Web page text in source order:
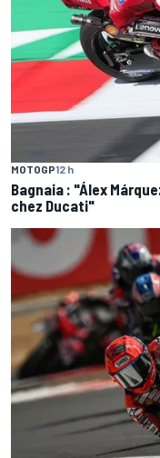
MOTOGP12 h
Bagnaia : "Álex
chez Ducati"